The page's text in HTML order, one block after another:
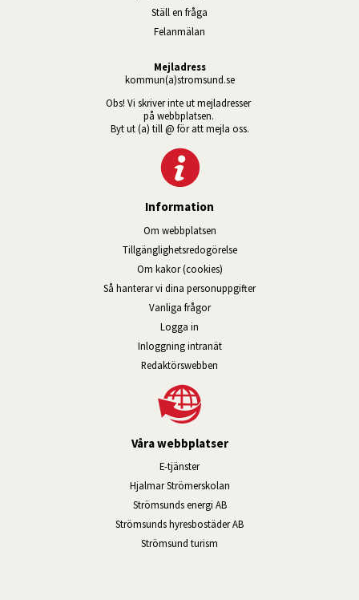
Ställ en fråga
Felanmälan
Mejladress
kommun(a)stromsund.se
Obs! Vi skriver inte ut mejladresser
på webbplatsen.
Byt ut (a) till @ för att mejla oss.
Information
Om webbplatsen
Tillgänglig­hets­redo­görelse
Om kakor (cookies)
Så hanterar vi dina personuppgifter
Vanliga frågor
Logga in
Inloggning intranätÖppnas i nytt fönster.
Redaktörswebben
Våra webbplatser
E-tjänsterLänk till annan webbplats, öppnas i
Hjalmar StrömerskolanLänk till annan webbplats,
Strömsunds energi ABLänk till annan webbplats,
Strömsunds hyresbostäder ABLänk till annan
Strömsund turism